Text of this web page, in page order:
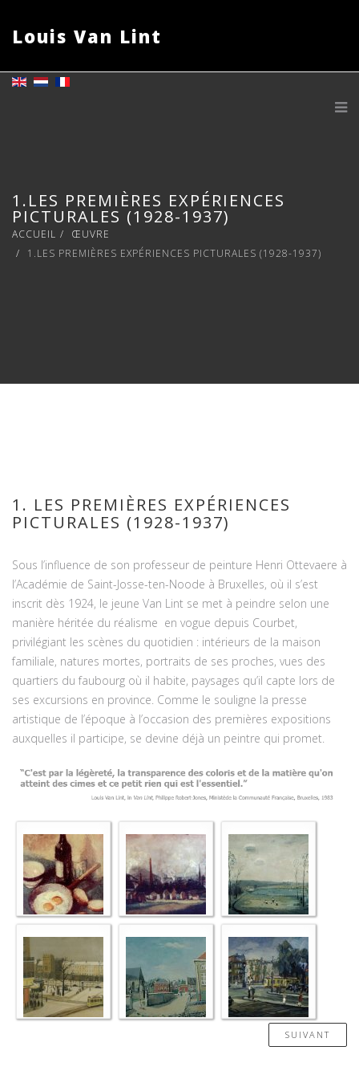
Louis Van Lint
1.LES PREMIÈRES EXPÉRIENCES
PICTURALES (1928-1937)
ACCUEIL
ŒUVRE
1.LES PREMIÈRES EXPÉRIENCES PICTURALES (1928-1937)
1. LES PREMIÈRES EXPÉRIENCES
PICTURALES (1928-1937)
Sous l’influence de son professeur de peinture Henri Ottevaere à
l’Académie de Saint-Josse-ten-Noode à Bruxelles, où il s’est
inscrit dès 1924, le jeune Van Lint se met à peindre selon une
manière héritée du réalisme en vogue depuis Courbet,
privilégiant les scènes du quotidien : intérieurs de la maison
familiale, natures mortes, portraits de ses proches, vues des
quartiers du faubourg où il habite, paysages qu’il capte lors de
ses excursions en province. Comme le souligne la presse
artistique de l’époque à l’occasion des premières expositions
auxquelles il participe, se devine déjà un peintre qui promet.
SUIVANT